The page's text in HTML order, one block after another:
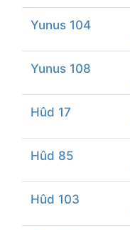
Yunus 104
Yunus 108
Hûd 17
Hûd 85
Hûd 103